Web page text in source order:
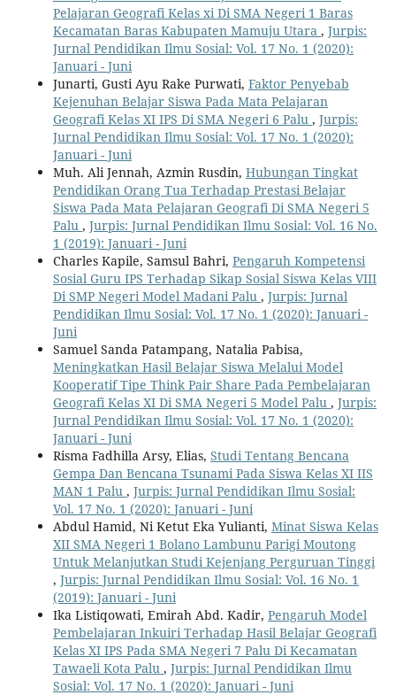
Pelajaran Geografi Kelas xi Di SMA Negeri 1 Baras
Kecamatan Baras Kabupaten Mamuju Utara , Jurpis:
Jurnal Pendidikan Ilmu Sosial: Vol. 17 No. 1 (2020):
Januari - Juni
Junarti, Gusti Ayu Rake Purwati, Faktor Penyebab
Kejenuhan Belajar Siswa Pada Mata Pelajaran
Geografi Kelas XI IPS Di SMA Negeri 6 Palu , Jurpis:
Jurnal Pendidikan Ilmu Sosial: Vol. 17 No. 1 (2020):
Januari - Juni
Muh. Ali Jennah, Azmin Rusdin, Hubungan Tingkat
Pendidikan Orang Tua Terhadap Prestasi Belajar
Siswa Pada Mata Pelajaran Geografi Di SMA Negeri 5
Palu , Jurpis: Jurnal Pendidikan Ilmu Sosial: Vol. 16 No.
1 (2019): Januari - Juni
Charles Kapile, Samsul Bahri, Pengaruh Kompetensi
Sosial Guru IPS Terhadap Sikap Sosial Siswa Kelas VIII
Di SMP Negeri Model Madani Palu , Jurpis: Jurnal
Pendidikan Ilmu Sosial: Vol. 17 No. 1 (2020): Januari -
Juni
Samuel Sanda Patampang, Natalia Pabisa,
Meningkatkan Hasil Belajar Siswa Melalui Model
Kooperatif Tipe Think Pair Share Pada Pembelajaran
Geografi Kelas XI Di SMA Negeri 5 Model Palu , Jurpis:
Jurnal Pendidikan Ilmu Sosial: Vol. 17 No. 1 (2020):
Januari - Juni
Risma Fadhilla Arsy, Elias, Studi Tentang Bencana
Gempa Dan Bencana Tsunami Pada Siswa Kelas XI IIS
MAN 1 Palu , Jurpis: Jurnal Pendidikan Ilmu Sosial:
Vol. 17 No. 1 (2020): Januari - Juni
Abdul Hamid, Ni Ketut Eka Yulianti, Minat Siswa Kelas
XII SMA Negeri 1 Bolano Lambunu Parigi Moutong
Untuk Melanjutkan Studi Kejenjang Perguruan Tinggi
, Jurpis: Jurnal Pendidikan Ilmu Sosial: Vol. 16 No. 1
(2019): Januari - Juni
Ika Listiqowati, Emirah Abd. Kadir, Pengaruh Model
Pembelajaran Inkuiri Terhadap Hasil Belajar Geografi
Kelas XI IPS Pada SMA Negeri 7 Palu Di Kecamatan
Tawaeli Kota Palu , Jurpis: Jurnal Pendidikan Ilmu
Sosial: Vol. 17 No. 1 (2020): Januari - Juni